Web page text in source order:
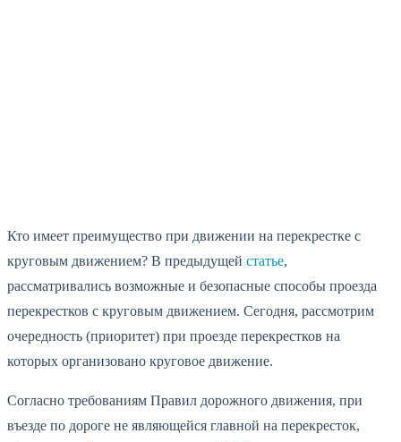
Кто имеет преимущество при движении на перекрестке с
круговым движением? В предыдущей статье,
рассматривались возможные и безопасные способы проезда
перекрестков с круговым движением. Сегодня, рассмотрим
очередность (приоритет) при проезде перекрестков на
которых организовано круговое движение.
Согласно требованиям Правил дорожного движения, при
въезде по дороге не являющейся главной на перекресток,